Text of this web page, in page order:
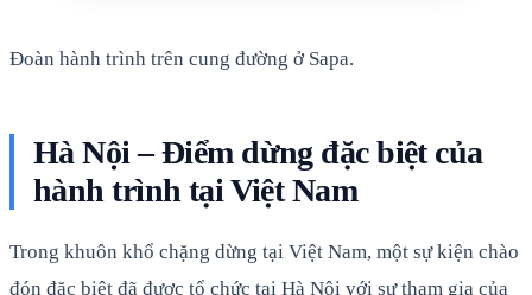
Đoàn hành trình trên cung đường ở Sapa.
Hà Nội – Điểm dừng đặc biệt của
hành trình tại Việt Nam
Trong khuôn khổ chặng dừng tại Việt Nam, một sự kiện chào
đón đặc biệt đã được tổ chức tại Hà Nội với sự tham gia của